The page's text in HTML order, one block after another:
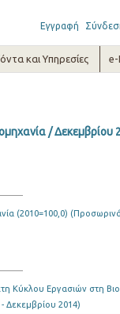
Εγγραφή
και Υπηρεσίες e-
/ Δεκεμβρίου
(2010=100,0) (Προσωρινά
Κύκλου Εργασιών στη
Δεκεμβρίου 2014)